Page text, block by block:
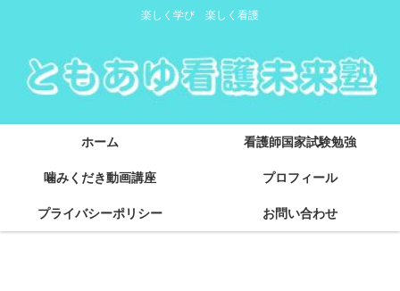
楽しく学び 楽しく看護
ホーム 看護師国家試験勉強
噛みくだき動画講座 プロフィール
プライバシーポリシー お問い合わせ